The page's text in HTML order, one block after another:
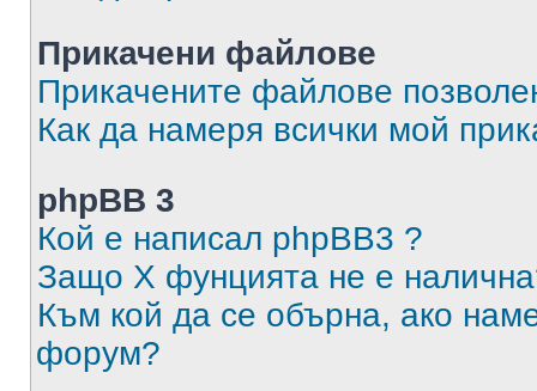
Прикачени файлове
Прикачените файлове
Как да намеря всички мой
phpBB 3
Кой е написал phpBB3 ?
Защо X фунцията не е
Към кой да се обърна, ако
форум?